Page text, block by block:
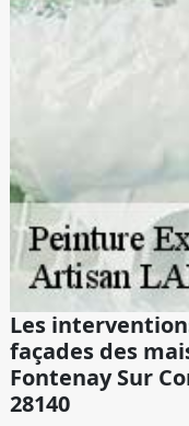
Les
façades des
Fontenay Sur
28140